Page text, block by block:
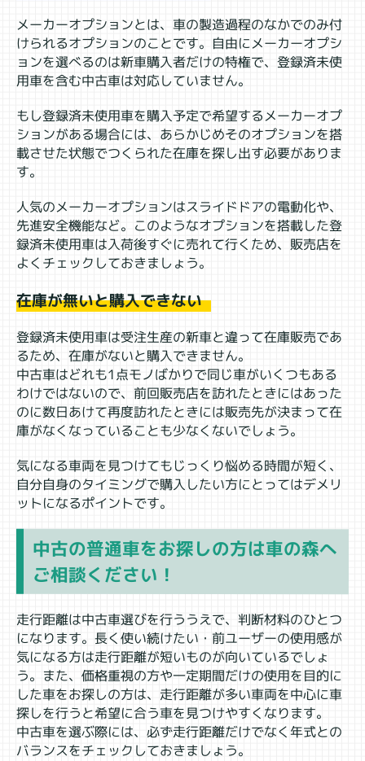
メーカーオプションとは、車の製造過程のなかでのみ付
けられるオプションのことです。自由にメーカーオプシ
ョンを選べるのは新車購入者だけの特権で、登録済未使
用車を含む中古車は対応していません。
もし登録済未使用車を購入予定で希望するメーカーオプ
ションがある場合には、あらかじめそのオプションを搭
載させた状態でつくられた在庫を探し出す必要がありま
す。
人気のメーカーオプションはスライドドアの電動化や、
先進安全機能など。このようなオプションを搭載した登
録済未使用車は入荷後すぐに売れて行くため、販売店を
よくチェックしておきましょう。
在庫が無いと購入できない
登録済未使用車は受注生産の新車と違って在庫販売であ
るため、在庫がないと購入できません。
中古車はどれも1点モノばかりで同じ車がいくつもある
わけではないので、前回販売店を訪れたときにはあった
のに数日あけて再度訪れたときには販売先が決まって在
庫がなくなっていることも少なくないでしょう。
気になる車両を見つけてもじっくり悩める時間が短く、
自分自身のタイミングで購入したい方にとってはデメリ
ットになるポイントです。
中古の普通車をお探しの方は車の森へ
ご相談ください！
走行距離は中古車選びを行ううえで、判断材料のひとつ
になります。長く使い続けたい・前ユーザーの使用感が
気になる方は走行距離が短いものが向いているでしょ
う。また、価格重視の方や一定期間だけの使用を目的に
した車をお探しの方は、走行距離が多い車両を中心に車
探しを行うと希望に合う車を見つけやすくなります。
中古車を選ぶ際には、必ず走行距離だけでなく年式との
バランスをチェックしておきましょう。